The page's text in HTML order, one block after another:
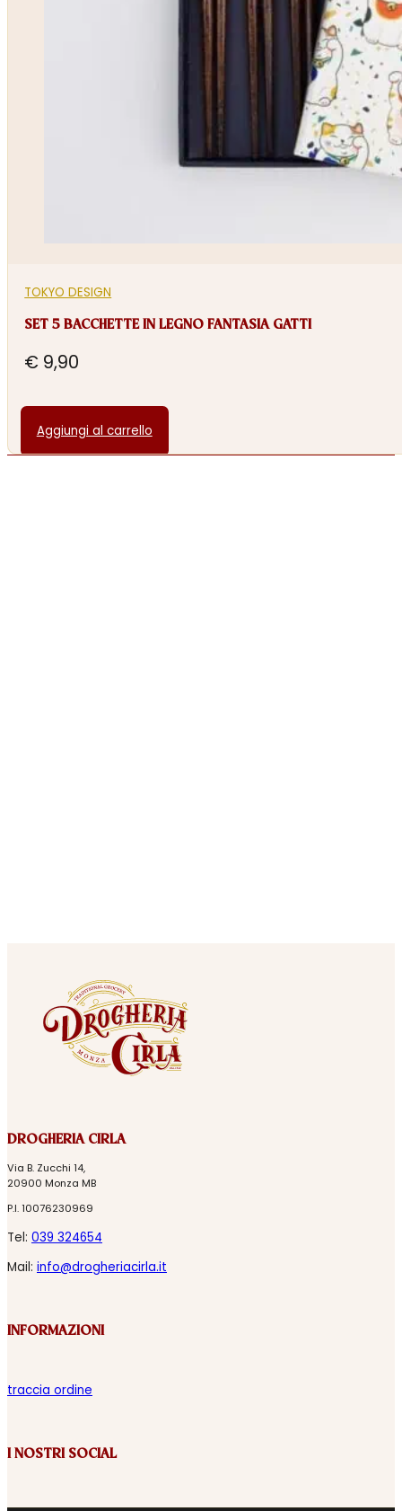
TOKYO DESIGN
SET 5 BACCHETTE IN LEGNO FANTASIA GATTI
€ 9,90
Aggiungi al carrello
DROGHERIA CIRLA
Via B. Zucchi 14,
20900 Monza MB
P.I. 10076230969
Tel: 039 324654
Mail: info@drogheriacirla.it
INFORMAZIONI
traccia ordine
I NOSTRI SOCIAL